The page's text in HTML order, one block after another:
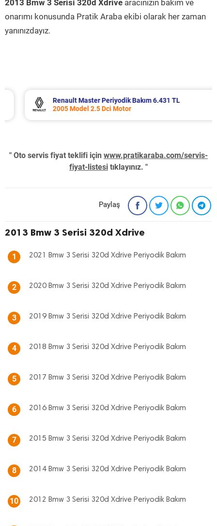
2013 Bmw 3 Serisi 320d Xdrive aracınızın bakım ve
onarımı konusunda Pratik Araba ekibi olarak her zaman
yanınızdayız.
Renault Master Periyodik Bakım 6.431 TL
2005 Model 2.5 Dci Motor
" Oto servis fiyat teklifi için www.pratikaraba.com/servis-
fiyat-listesi tıklayınız. "
Paylaş
2013 Bmw 3 Serisi 320d Xdrive
1 2021 Bmw 3 Serisi 320d Xdrive Periyodik Bakım
2 2020 Bmw 3 Serisi 320d Xdrive Periyodik Bakım
3 2019 Bmw 3 Serisi 320d Xdrive Periyodik Bakım
4 2018 Bmw 3 Serisi 320d Xdrive Periyodik Bakım
5 2017 Bmw 3 Serisi 320d Xdrive Periyodik Bakım
6 2016 Bmw 3 Serisi 320d Xdrive Periyodik Bakım
7 2015 Bmw 3 Serisi 320d Xdrive Periyodik Bakım
8 2014 Bmw 3 Serisi 320d Xdrive Periyodik Bakım
10 2012 Bmw 3 Serisi 320d Xdrive Periyodik Bakım